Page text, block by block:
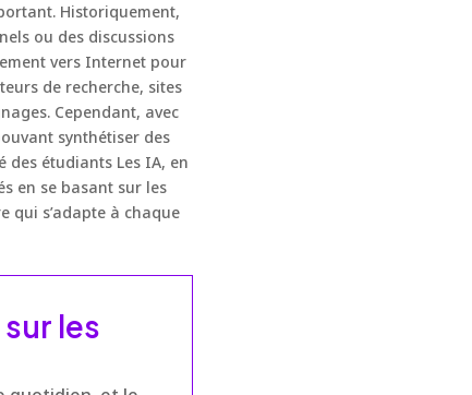
Historiquement,
ou des discussions
vers Internet pour
de recherche, sites
Cependant, avec
synthétiser des
des étudiants Les IA, en
en se basant sur les
qui s’adapte à chaque
les